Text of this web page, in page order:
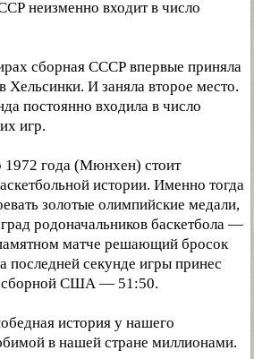
неизменно входит в число
сборная СССР впервые приняла
Хельсинки. И заняла второе место.
постоянно входила в число
игр.
1972 года (Мюнхен) стоит
истории. Именно тогда
золотые олимпийские медали,
родоначальников баскетбола —
матче решающий бросок
последней секунде игры принес
сборной США — 51:50.
история у нашего
в нашей стране миллионами.